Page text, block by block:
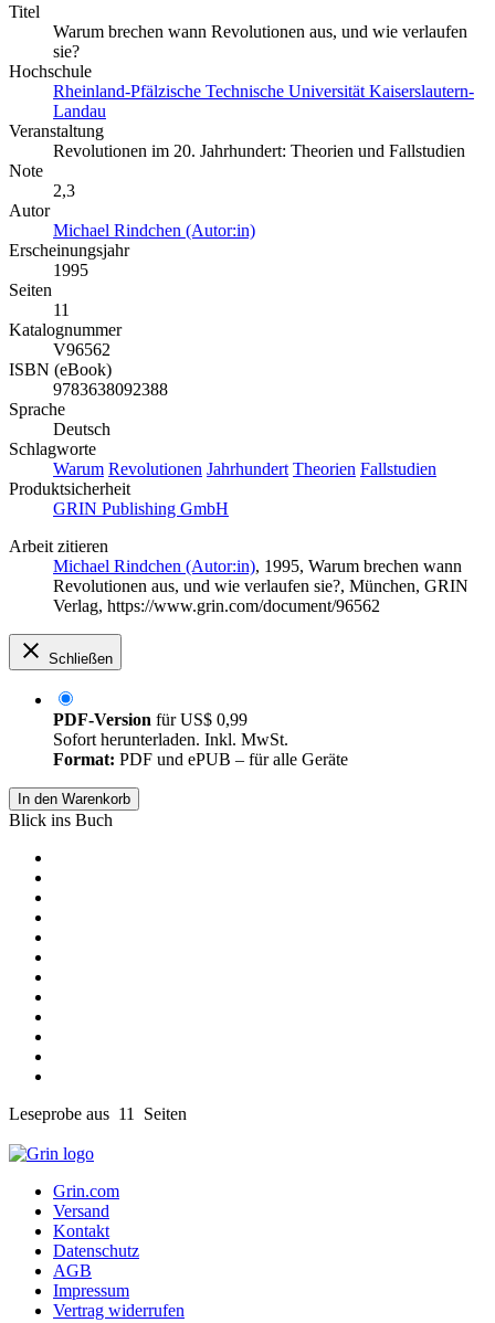
Titel
Warum brechen wann Revolutionen aus, und wie verlaufen
sie?
Hochschule
Rheinland-Pfälzische Technische Universität Kaiserslautern-
Landau
Veranstaltung
Revolutionen im 20. Jahrhundert: Theorien und Fallstudien
Note
2,3
Autor
Michael Rindchen (Autor:in)
Erscheinungsjahr
1995
Seiten
11
Katalognummer
V96562
ISBN (eBook)
9783638092388
Sprache
Deutsch
Schlagworte
Warum Revolutionen Jahrhundert Theorien Fallstudien
Produktsicherheit
GRIN Publishing GmbH
Arbeit zitieren
Michael Rindchen (Autor:in), 1995, Warum brechen wann
Revolutionen aus, und wie verlaufen sie?, München, GRIN
Verlag, https://www.grin.com/document/96562
Schließen
PDF-Version fürUS$ 0,99
Sofort herunterladen. Inkl. MwSt.
Format: PDF und ePUB – für alle Geräte
In den Warenkorb
Blick ins Buch
Leseprobe aus 11 Seiten
Grin.com
Versand
Kontakt
Datenschutz
AGB
Impressum
Vertrag widerrufen